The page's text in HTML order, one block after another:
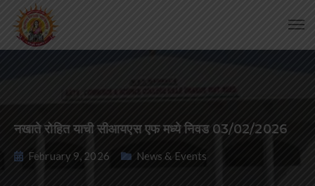
नखाते रोहित याची सीआयएस एफ मध्ये निवड 03/02/2026
February 9, 2026 News & Events